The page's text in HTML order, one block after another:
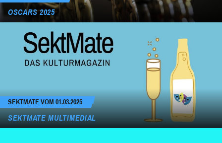
OSCARS 2025
SEKTMATE VOM 01.03.2025
SEKTMATE MULTIMEDIAL